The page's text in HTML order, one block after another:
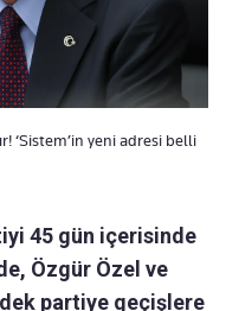
‘Sistem’in yeni adresi belli
45 gün içerisinde
Özgür Özel ve
partiye geçişlere